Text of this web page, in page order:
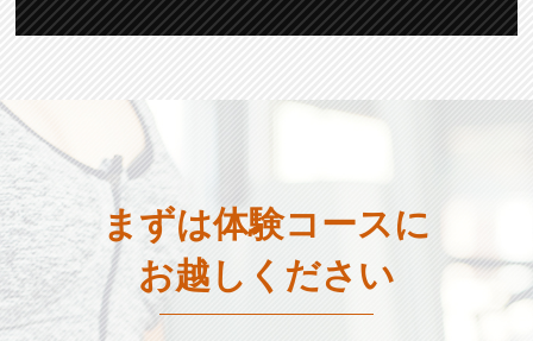
まずは体験コースに
お越しください